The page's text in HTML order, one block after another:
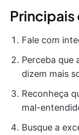
Fale com
Perceba que
dizem mais
Reconheça
mal-
Busque a